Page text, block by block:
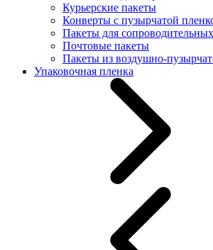
Курьерские пакеты
Конверты с пузырчатой
Пакеты для
Почтовые пакеты
Пакеты из воздушно-
Упаковочная пленка